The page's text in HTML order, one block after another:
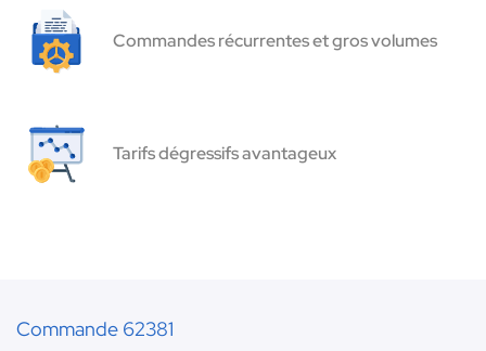
Commandes récurrentes et gros volumes
Tarifs dégressifs avantageux
Commande 62381